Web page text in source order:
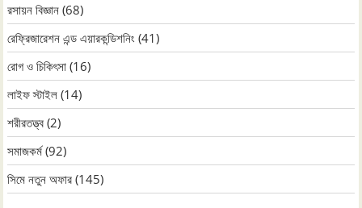
রসায়ন বিজ্ঞান (68)
রেফ্রিজারেশন এন্ড এয়ারকন্ডিশনিং (41)
রোগ ও চিকিৎসা (16)
লাইফ স্টাইল (14)
শরীরতত্ত্ব (2)
সমাজকর্ম(92)
সিমে নতুন ‍অফার (145)